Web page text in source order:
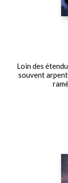
Loin des
souvent